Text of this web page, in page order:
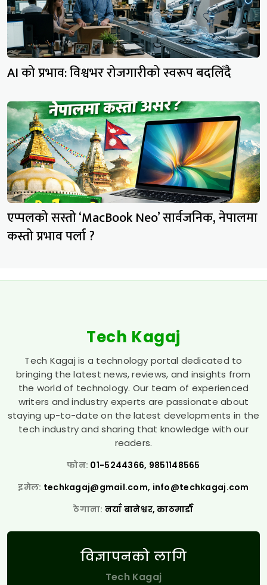
AI को प्रभाव: विश्वभर रोजगारीको स्वरूप बदलिँदै
एप्पलको सस्तो ‘MacBook Neo’ सार्वजनिक, नेपालमा
कस्तो प्रभाव पर्ला ?
Tech Kagaj
Tech Kagaj is a technology portal dedicated to
bringing the latest news, reviews, and insights from
the world of technology. Our team of experienced
writers and industry experts are passionate about
staying up-to-date on the latest developments in the
tech industry and sharing that knowledge with our
readers.
फोन: 01-5244366, 9851148565
इमेल: techkagaj@gmail.com, info@techkagaj.com
ठेगाना: नयाँ बानेश्वर, काठमाडौँ
विज्ञापनको लागि
Tech Kagaj